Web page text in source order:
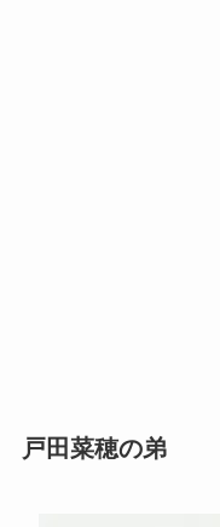
戸田菜穂の弟